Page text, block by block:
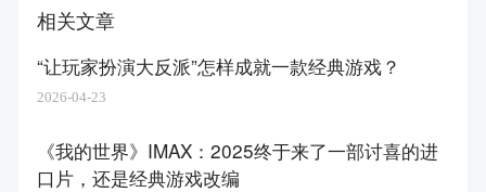
相关文章
“让玩家扮演大反派”怎样成就一款经典游戏？
2026-04-23
《我的世界》IMAX：2025终于来了一部讨喜的进
口片，还是经典游戏改编